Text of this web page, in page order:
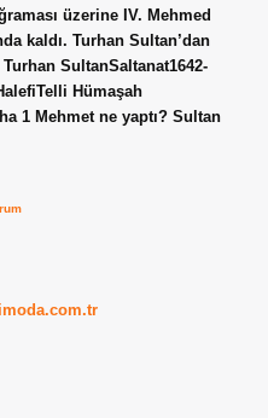
üzerine IV. Mehmed
kaldı. Turhan Sultan’dan
SultanSaltanat1642-
Hümaşah
1 Mehmet ne yaptı? Sultan